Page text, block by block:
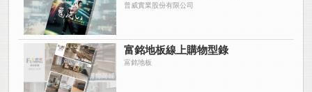
普威實業股份有限公司
富銘地板線上購物型錄
富銘地板